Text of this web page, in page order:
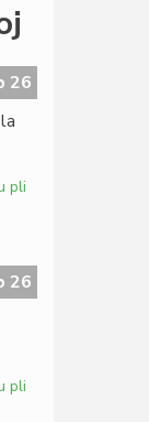
nova
Universala
26
pli
sintenoj
en
26
pli